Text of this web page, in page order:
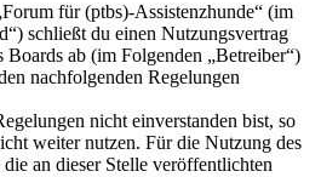
für (ptbs)-Assistenzhunde“ (im
schließt du einen Nutzungsvertrag
Boards ab (im Folgenden „Betreiber“)
nachfolgenden Regelungen
nicht einverstanden bist, so
weiter nutzen. Für die Nutzung des
an dieser Stelle veröffentlichten